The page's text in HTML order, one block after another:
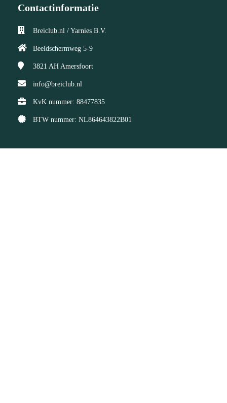
Contactinformatie
Breiclub.nl / Yarnies B.V.
Beeldschermweg 5-9
3821 AH Amersfoort
info@breiclub.nl
KvK nummer: 88477835
BTW nummer: NL864643822B01